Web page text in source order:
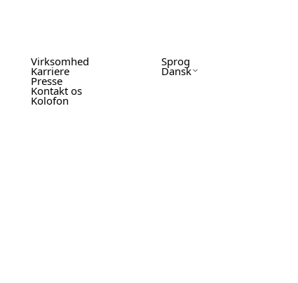
Virksomhed
Karriere
Presse
Kontakt os
Kolofon
Sprog
Dansk